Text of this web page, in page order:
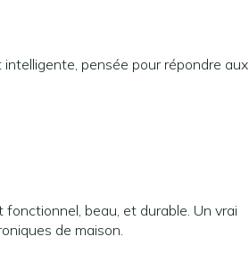
intelligente, pensée pour répondre aux
beau, et durable. Un vrai
de maison.